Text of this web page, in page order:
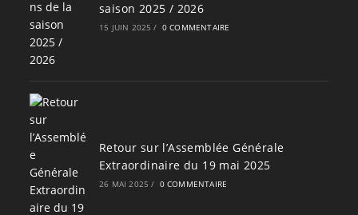
saison 2025 / 2026
15 JUIN 2025 / 0 COMMENTAIRE
Retour sur l’Assemblée Générale
Extraordinaire du 19 mai 2025
26 MAI 2025 / 0 COMMENTAIRE